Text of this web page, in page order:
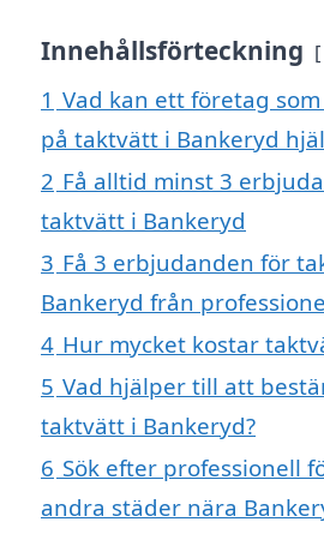
Innehållsförteckning
1 Vad kan ett företag
på taktvätt i Bankeryd
2 Få alltid minst 3
taktvätt i Bankeryd
3 Få 3 erbjudanden för
Bankeryd från
4 Hur mycket kostar
5 Vad hjälper till att
taktvätt i Bankeryd?
6 Sök efter professionell
andra städer nära